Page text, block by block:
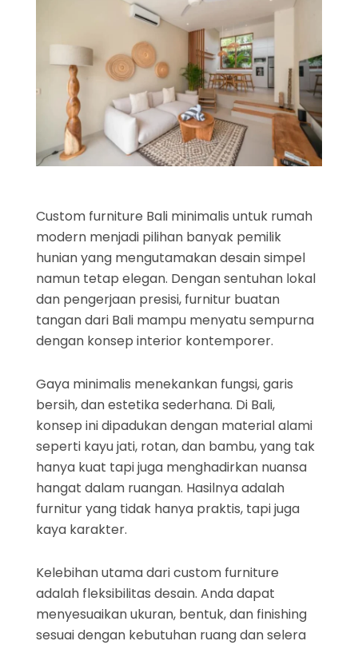
Custom furniture Bali minimalis untuk rumah
modern menjadi pilihan banyak pemilik
hunian yang mengutamakan desain simpel
namun tetap elegan. Dengan sentuhan lokal
dan pengerjaan presisi, furnitur buatan
tangan dari Bali mampu menyatu sempurna
dengan konsep interior kontemporer.
Gaya minimalis menekankan fungsi, garis
bersih, dan estetika sederhana. Di Bali,
konsep ini dipadukan dengan material alami
seperti kayu jati, rotan, dan bambu, yang tak
hanya kuat tapi juga menghadirkan nuansa
hangat dalam ruangan. Hasilnya adalah
furnitur yang tidak hanya praktis, tapi juga
kaya karakter.
Kelebihan utama dari custom furniture
adalah fleksibilitas desain. Anda dapat
menyesuaikan ukuran, bentuk, dan finishing
sesuai dengan kebutuhan ruang dan selera